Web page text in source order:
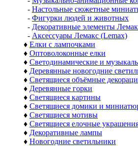
- Настольные сюжетные
- Фигурки людей и животных
- Декоративные элементы
- Аксессуары Лемакс (Lemax)
♦ Елки с лампочками
♦ Оптоволоконные елки
♦ Светодинамические и
♦ Деревянные новогодние
♦ Светящиеся объёмные
♦ Деревянные горки
♦ Светящиеся картины
♦ Светящиеся домики и
♦ Светящиеся мотивы
♦ Светящиеся елочные
♦ Декоративные лампы
♦ Новогодние светильники